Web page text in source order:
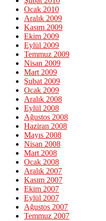
Ocak 2010
Aralık 2009
Kasım 2009
Ekim 2009
Eylül 2009
Temmuz 2009
Nisan 2009
Mart 2009
Şubat 2009
Ocak 2009
Aralık 2008
Eylül 2008
Ağustos 2008
Haziran 2008
Mayıs 2008
Nisan 2008
Mart 2008
Ocak 2008
Aralık 2007
Kasım 2007
Ekim 2007
Eylül 2007
Ağustos 2007
Temmuz 2007